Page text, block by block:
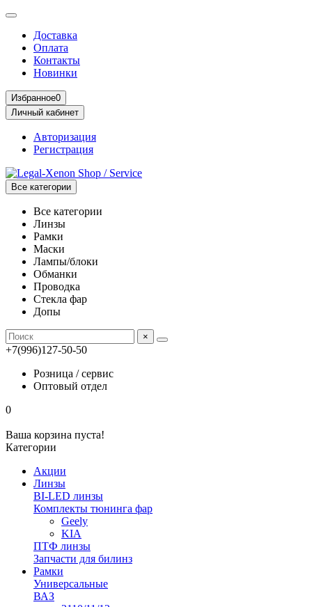
Доставка
Оплата
Контакты
Новинки
Избранное0
Личный кабинет
Авторизация
Регистрация
Все категории
Все категории
Линзы
Рамки
Маски
Лампы/блоки
Обманки
Проводка
Стекла фар
Допы
×
+7(996)127-50-50
Розница / сервис
Оптовый отдел
0
Ваша корзина пуста!
Категории
Акции
Линзы
BI-LED линзы
Комплекты тюнинга фар
Geely
KIA
ПТФ линзы
Запчасти для билинз
Рамки
Универсальные
ВАЗ